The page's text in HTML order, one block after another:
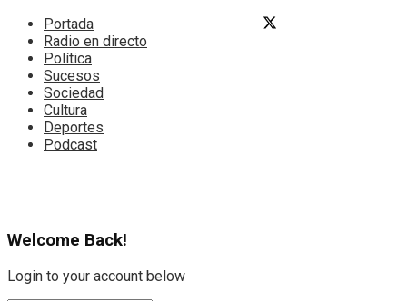
Portada
Radio en directo
Política
Sucesos
Sociedad
Cultura
Deportes
Podcast
Welcome Back!
Login to your account below